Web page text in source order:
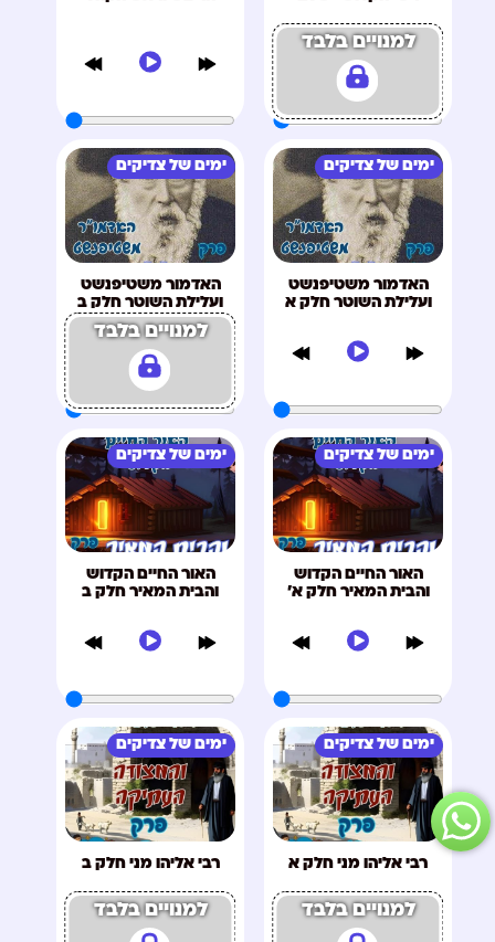
למנויים בלבד
ימים של צדיקים
האדמור משטיפנשט
ועלילת השוטר חלק א
ימים של צדיקים
האדמור משטיפנשט
ועלילת השוטר חלק ב
למנויים בלבד
ימים של צדיקים
האור החיים הקדוש
והבית המאיר חלק א'
ימים של צדיקים
האור החיים הקדוש
והבית המאיר חלק ב
ימים של צדיקים
רבי אליהו מני חלק א
למנויים בלבד
ימים של צדיקים
רבי אליהו מני חלק ב
למנויים בלבד